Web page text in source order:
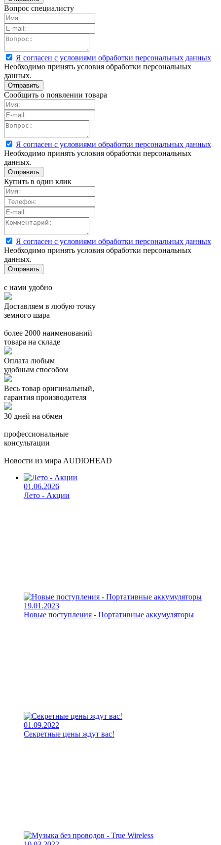
Вопрос специалисту
Я согласен с условиями обработки персональных данных
Необходимо принять условия обработки персональных
данных.
Сообщить о появлении товара
Я согласен с условиями обработки персональных данных
Необходимо принять условия обработки персональных
данных.
Купить в один клик
Я согласен с условиями обработки персональных данных
Необходимо принять условия обработки персональных
данных.
с нами удобно
Доставляем в любую точку
земного шара
более 2000 наименований
товара на складе
Оплата любым
удобным способом
Весь товар оригинальный,
гарантия производителя
30 дней на обмен
профессиональные
консультации
Новости из мира AUDIOHEAD
01.06.2026
Лето - Акции
19.01.2023
Новые поступления - Портативные аккумуляторы
01.09.2022
Секретные цены ждут вас!